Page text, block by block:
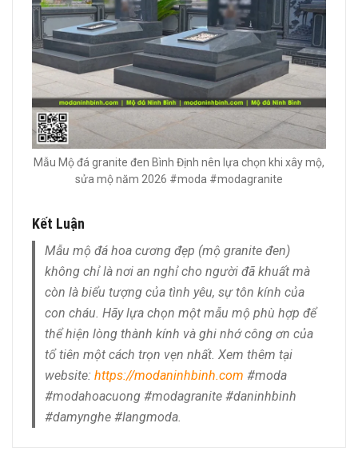
Mẫu Mộ đá granite đen Bình Định nên lựa chọn khi xây mộ,
sửa mộ năm 2026 #moda #modagranite
Kết Luận
Mẫu mộ đá hoa cương đẹp (mộ granite đen)
không chỉ là nơi an nghỉ cho người đã khuất mà
còn là biểu tượng của tình yêu, sự tôn kính của
con cháu. Hãy lựa chọn một mẫu mộ phù hợp để
thể hiện lòng thành kính và ghi nhớ công ơn của
tổ tiên một cách trọn vẹn nhất. Xem thêm tại
website:https://modaninhbinh.com #moda
#modahoacuong #modagranite #daninhbinh
#damynghe #langmoda.